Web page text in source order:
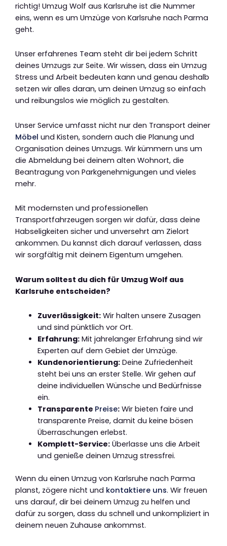
richtig! Umzug Wolf aus Karlsruhe ist die Nummer
eins, wenn es um Umzüge von Karlsruhe nach Parma
geht.
Unser erfahrenes Team steht dir bei jedem Schritt
deines Umzugs zur Seite. Wir wissen, dass ein Umzug
Stress und Arbeit bedeuten kann und genau deshalb
setzen wir alles daran, um deinen Umzug so einfach
und reibungslos wie möglich zu gestalten.
Unser Service umfasst nicht nur den Transport deiner
Möbel und Kisten, sondern auch die Planung und
Organisation deines Umzugs. Wir kümmern uns um
die Abmeldung bei deinem alten Wohnort, die
Beantragung von Parkgenehmigungen und vieles
mehr.
Mit modernsten und professionellen
Transportfahrzeugen sorgen wir dafür, dass deine
Habseligkeiten sicher und unversehrt am Zielort
ankommen. Du kannst dich darauf verlassen, dass
wir sorgfältig mit deinem Eigentum umgehen.
Warum solltest du dich für Umzug Wolf aus
Karlsruhe entscheiden?
Zuverlässigkeit:Wir halten unsere Zusagen
und sind pünktlich vor Ort.
Erfahrung:Mit jahrelanger Erfahrung sind wir
Experten auf dem Gebiet der Umzüge.
Kundenorientierung:Deine Zufriedenheit
steht bei uns an erster Stelle. Wir gehen auf
deine individuellen Wünsche und Bedürfnisse
ein.
Transparente Preise:Wir bieten faire und
transparente Preise, damit du keine bösen
Überraschungen erlebst.
Komplett-Service:Überlasse uns die Arbeit
und genieße deinen Umzug stressfrei.
Wenn du einen Umzug von Karlsruhe nach Parma
planst, zögere nicht und kontaktiere uns. Wir freuen
uns darauf, dir bei deinem Umzug zu helfen und
dafür zu sorgen, dass du schnell und unkompliziert in
deinem neuen Zuhause ankommst.